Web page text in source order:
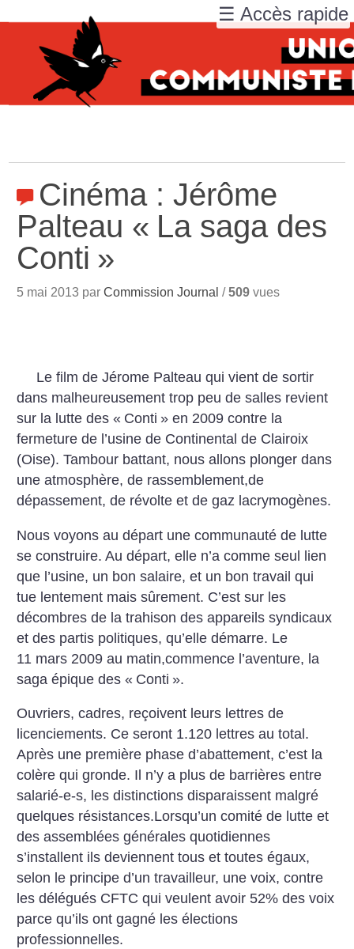
Cinéma : Jérôme
Palteau « La saga des
Conti »
5 mai 2013 parCommission Journal /509 vues
Le film de Jérome Palteau qui vient de sortir
dans malheureusement trop peu de salles revient
sur la lutte des « Conti » en 2009 contre la
fermeture de l’usine de Continental de Clairoix
(Oise). Tambour battant, nous allons plonger dans
une atmosphère, de rassemblement,de
dépassement, de révolte et de gaz lacrymogènes.
Nous voyons au départ une communauté de lutte
se construire. Au départ, elle n’a comme seul lien
que l’usine, un bon salaire, et un bon travail qui
tue lentement mais sûrement. C’est sur les
décombres de la trahison des appareils syndicaux
et des partis politiques, qu’elle démarre. Le
11 mars 2009 au matin,commence l’aventure, la
saga épique des « Conti ».
Ouvriers, cadres, reçoivent leurs lettres de
licenciements. Ce seront 1.120 lettres au total.
Après une première phase d’abattement, c’est la
colère qui gronde. Il n’y a plus de barrières entre
salarié-e-s, les distinctions disparaissent malgré
quelques résistances.Lorsqu’un comité de lutte et
des assemblées générales quotidiennes
s’installent ils deviennent tous et toutes égaux,
selon le principe d’un travailleur, une voix, contre
les délégués CFTC qui veulent avoir 52% des voix
parce qu’ils ont gagné les élections
professionnelles.
☰ Accès rapide